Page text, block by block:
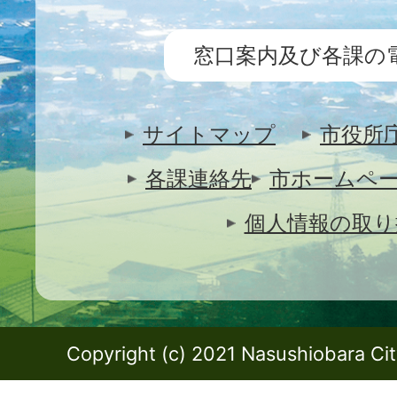
窓口案内及び各課の
サイトマップ
市役所
各課連絡先
市ホームペ
個人情報の取
Copyright (c) 2021 Nasushiobara